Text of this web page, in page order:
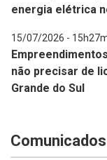
energia elétrica
15/07/2026 -
não precisar de
Grande do Sul
Comunicados